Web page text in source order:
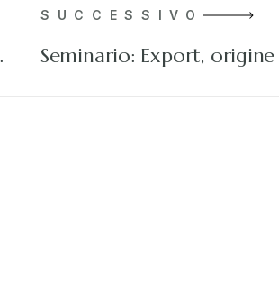
SUCCESSIVO
Seminario: Export,